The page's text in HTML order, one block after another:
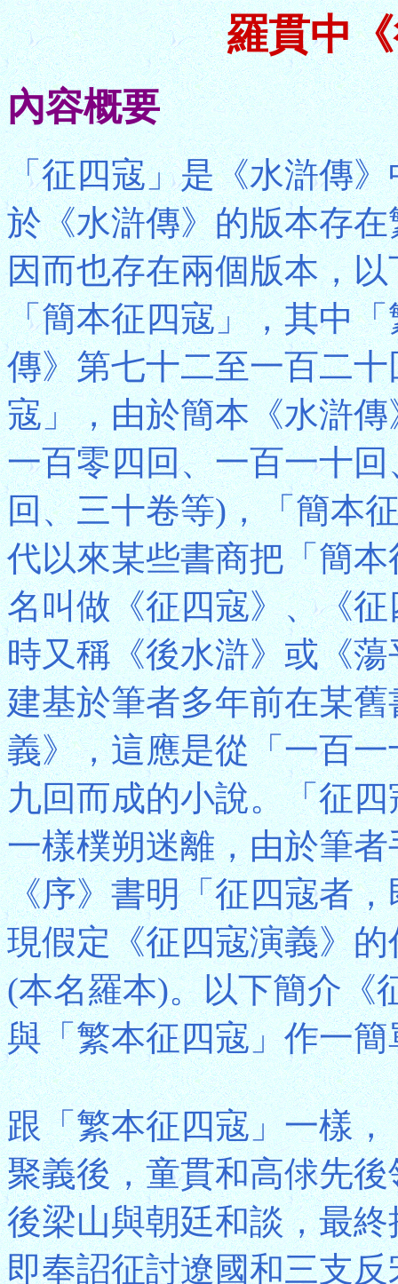
羅貫中
內容概要
「征四寇」是《水滸傳
於《水滸傳》的版本存
因而也存在兩個版本，
「簡本征四寇」，其中
傳》第七十二至一百二
寇」，由於簡本《水滸
一百零四回、一百一十
回、三十卷等)，「簡本
代以來某些書商把「簡
名叫做《征四寇》、《
時又稱《後水滸》或《
建基於筆者多年前在某
義》，這應是從「一百
九回而成的小說。「征
一樣樸朔迷離，由於筆
《序》書明「征四寇者
現假定《征四寇演義》
(本名羅本)。以下簡介《
與「繁本征四寇」作一
跟「繁本征四寇」一樣
聚義後，童貫和高俅先
後梁山與朝廷和談，最
即奉詔征討遼國和三支